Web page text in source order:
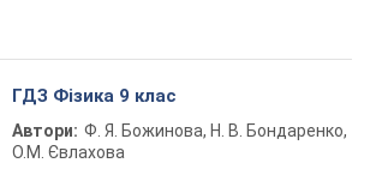
ГДЗ Фізика 9 клас
Автори: Ф. Я. Божинова, Н. В. Бондаренко,
О.М. Євлахова